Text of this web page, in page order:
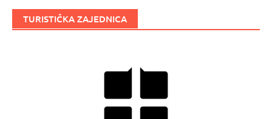
TURISTIČKA ZAJEDNICA